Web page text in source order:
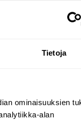
Tietoja
ominaisuuksien
alan